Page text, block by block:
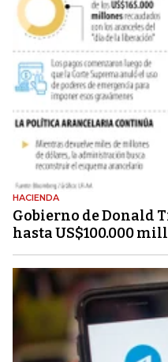
HACIENDA
Gobierno de Donald
hasta US$100.000